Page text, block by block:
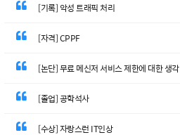
[기록] 악성 트래픽 처리
[자격] CPPF
[논단] 무료 메신저 서비스 제한에 대한 생각
[졸업] 공학석사
[수상] 자랑스런 IT인상